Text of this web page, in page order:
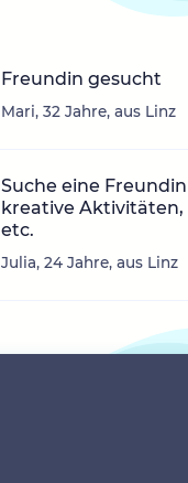
Freundin gesucht
Mari, 32 Jahre, aus Linz
Suche eine
kreative Aktivitäten,
etc.
Julia, 24 Jahre, aus Linz